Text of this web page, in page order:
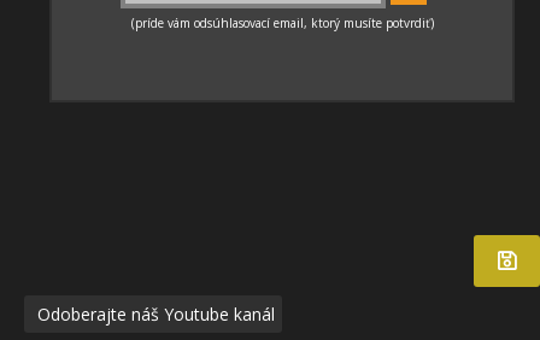
Odoberajte náš Youtube kanál